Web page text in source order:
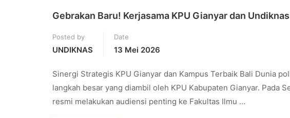
Gebrakan Baru! Kerjasama KPU Gianyar dan
Posted by
UNDIKNAS
Date
13 Mei 2026
Sinergi Strategis KPU Gianyar dan Kampus Terbaik Bali Dunia
langkah besar yang diambil oleh KPU Kabupaten Gianyar. Pada
resmi melakukan audiensi penting ke Fakultas Ilmu …